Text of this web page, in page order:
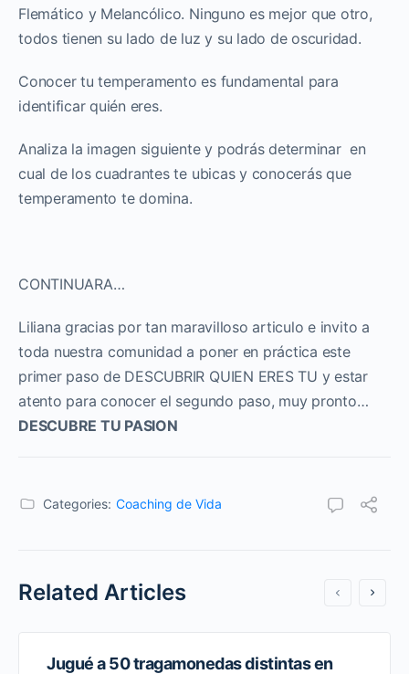
Flemático y Melancólico. Ninguno es mejor que otro,
todos tienen su lado de luz y su lado de oscuridad.
Conocer tu temperamento es fundamental para
identificar quién eres.
Analiza la imagen siguiente y podrás determinar en
cual de los cuadrantes te ubicas y conocerás que
temperamento te domina.
CONTINUARA…
Liliana gracias por tan maravilloso articulo e invito a
toda nuestra comunidad a poner en práctica este
primer paso de DESCUBRIR QUIEN ERES TU y estar
atento para conocer el segundo paso, muy pronto…
DESCUBRE TU PASION
Categories: Coaching de Vida
Related Articles
Jugué a 50 tragamonedas distintas en